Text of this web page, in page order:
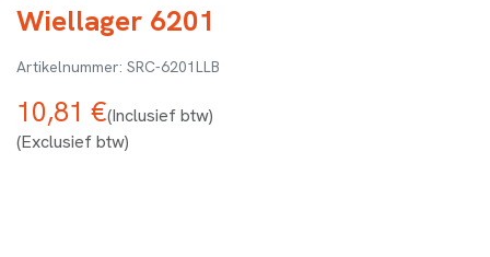
Wiellager 6201
SRC-6201LLB
10,81 €(Inclusief btw)
(Exclusief btw)